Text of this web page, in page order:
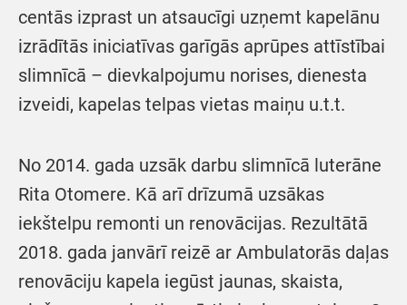
centās izprast un atsaucīgi uzņemt kapelānu
izrādītās iniciatīvas garīgās aprūpes attīstībai
slimnīcā – dievkalpojumu norises, dienesta
izveidi, kapelas telpas vietas maiņu u.t.t.
No 2014. gada uzsāk darbu slimnīcā luterāne
Rita Otomere. Kā arī drīzumā uzsākas
iekštelpu remonti un renovācijas. Rezultātā
2018. gada janvārī reizē ar Ambulatorās daļas
renovāciju kapela iegūst jaunas, skaista,